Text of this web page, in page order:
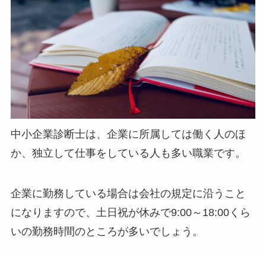
中小企業診断士は、企業に所属しては働く人のほ
か、独立して仕事をしている人も多い職業です。
企業に勤務している場合は会社の規定に沿うこと
になりますので、土日祝が休みで9:00～18:00くら
いの勤務時間のところが多いでしょう。